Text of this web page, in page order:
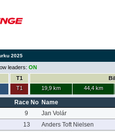
2025
leaders: ON
T1
T1
19,9 km
44,4 km
Race No Name
9
Jan Volár
13
Anders Toft Nielsen